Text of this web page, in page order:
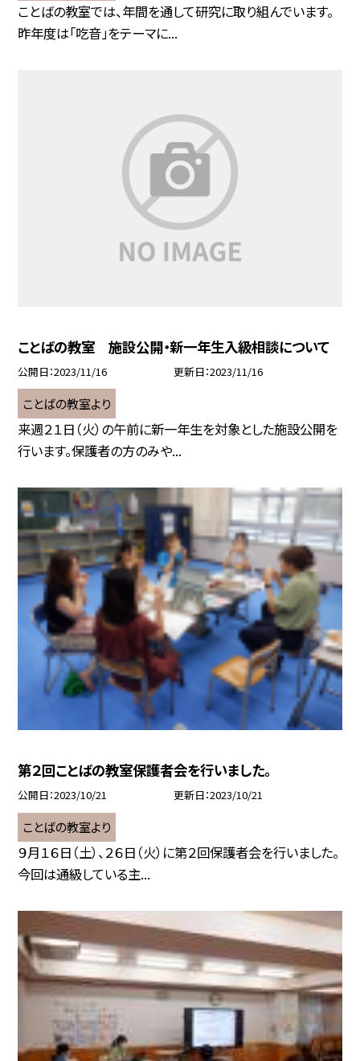
ことばの教室では、年間を通して研究に取り組んでいます。
昨年度は「吃音」をテーマに...
ことばの教室 施設公開・新一年生入級相談について
公開日 2023/11/16 更新日 2023/11/16
ことばの教室より
来週２１日（火）の午前に新一年生を対象とした施設公開を
行います。保護者の方のみや...
第２回ことばの教室保護者会を行いました。
公開日 2023/10/21 更新日 2023/10/21
ことばの教室より
９月１６日（土）、２６日（火）に第２回保護者会を行いました。
今回は通級している主...